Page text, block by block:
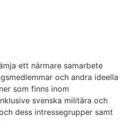
ett närmare samarbete
och andra ideella
som finns inom
svenska militära och
dess intressegrupper samt